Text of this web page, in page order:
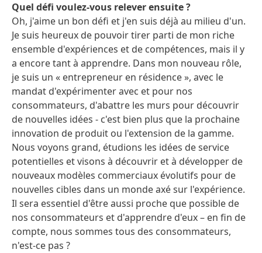
Quel défi voulez-vous relever ensuite ?
Oh, j'aime un bon défi et j'en suis déjà au milieu d'un.
Je suis heureux de pouvoir tirer parti de mon riche
ensemble d'expériences et de compétences, mais il y
a encore tant à apprendre. Dans mon nouveau rôle,
je suis un « entrepreneur en résidence », avec le
mandat d'expérimenter avec et pour nos
consommateurs, d'abattre les murs pour découvrir
de nouvelles idées - c'est bien plus que la prochaine
innovation de produit ou l'extension de la gamme.
Nous voyons grand, étudions les idées de service
potentielles et visons à découvrir et à développer de
nouveaux modèles commerciaux évolutifs pour de
nouvelles cibles dans un monde axé sur l'expérience.
Il sera essentiel d'être aussi proche que possible de
nos consommateurs et d'apprendre d'eux – en fin de
compte, nous sommes tous des consommateurs,
n'est-ce pas ?